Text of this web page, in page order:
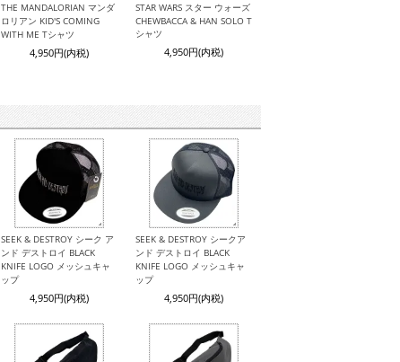
THE MANDALORIAN マンダ
ロリアン KID'S COMING
WITH ME Tシャツ
4,950円(内税)
STAR WARS スター ウォーズ
CHEWBACCA & HAN SOLO T
シャツ
4,950円(内税)
SEEK & DESTROY シーク ア
ンド デストロイ BLACK
KNIFE LOGO メッシュキャ
ップ
4,950円(内税)
SEEK & DESTROY シークア
ンド デストロイ BLACK
KNIFE LOGO メッシュキャ
ップ
4,950円(内税)